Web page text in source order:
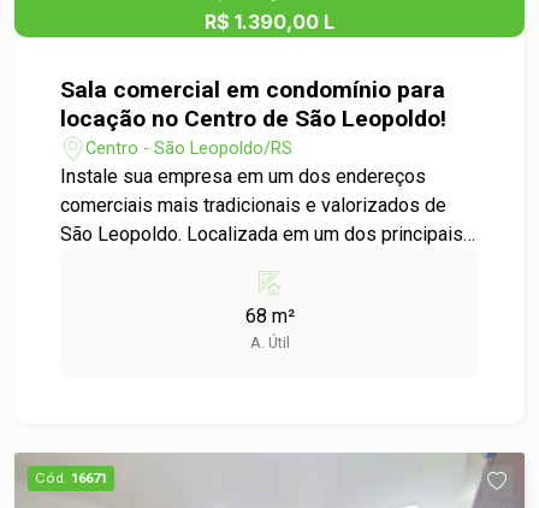
negócio prosperar!R$ 1.390,00 L
Sala comercial em condomínio para
locação no Centro de São Leopoldo!
Centro - São Leopoldo/RS
Instale sua empresa em um dos endereços
comerciais mais tradicionais e valorizados de
São Leopoldo. Localizada em um dos principais
excelente infraestrutura, contando com portaria e
dois elevadores, proporcionando mais
praticidade, segurança e conforto para clientes e
segmentos de atividade, como escritórios,
consultórios, empresas de prestação de
68 m²
A. Útil
Cód. 16671